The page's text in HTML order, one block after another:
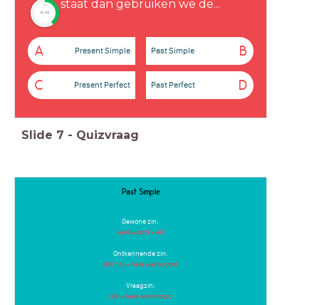
staat dan gebruiken we de...
timer
0:15
A Present Simple B
Past Simple
C Present Perfect D
Past Perfect
Slide 7 - Quizvraag
Past Simple
Gewone zin:
werkwoord + ed
Ontkennende zin:
did not + hele werkwoord
Vraagzin:
did + hele werkwoord